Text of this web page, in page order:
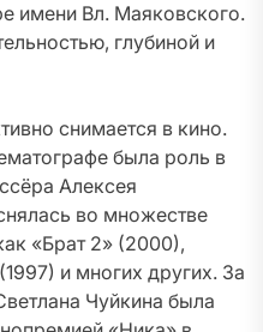
имени Вл. Маяковского.
глубиной и
снимается в кино.
была роль в
Алексея
во множестве
«Брат 2» (2000),
и многих других. За
Чуйкина была